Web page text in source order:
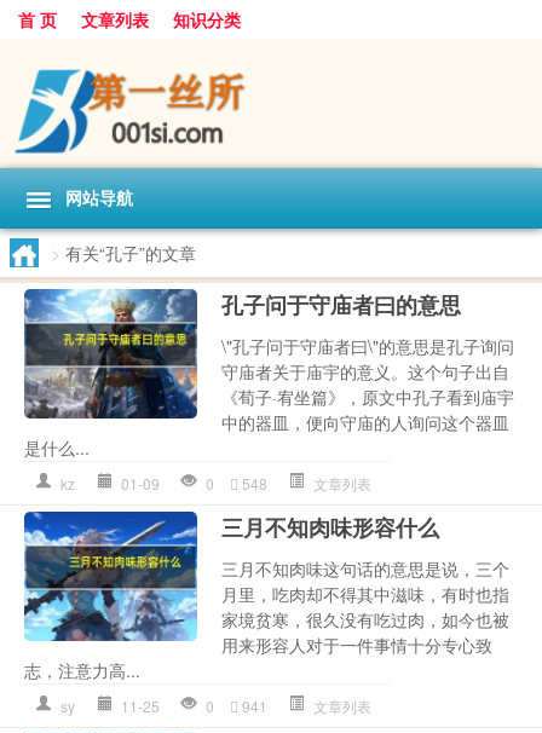
首 页 文章列表 知识分类
网站导航
> 有关“孔子”的文章
孔子问于守庙者曰的意思
\"孔子问于守庙者曰\"的意思是孔子询问
守庙者关于庙宇的意义。这个句子出自
《荀子·宥坐篇》，原文中孔子看到庙宇
中的器皿，便向守庙的人询问这个器皿
是什么...
kz 01-09 0 548 文章列表
三月不知肉味形容什么
三月不知肉味这句话的意思是说，三个
月里，吃肉却不得其中滋味，有时也指
家境贫寒，很久没有吃过肉，如今也被
用来形容人对于一件事情十分专心致
志，注意力高...
sy 11-25 0 941 文章列表